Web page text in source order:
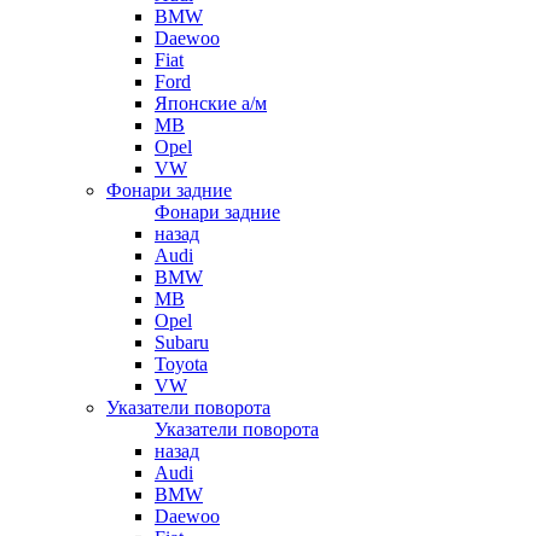
BMW
Daewoo
Fiat
Ford
Японские а/м
MB
Opel
VW
Фонари задние
Фонари задние
назад
Audi
BMW
MB
Opel
Subaru
Toyota
VW
Указатели поворота
Указатели поворота
назад
Audi
BMW
Daewoo